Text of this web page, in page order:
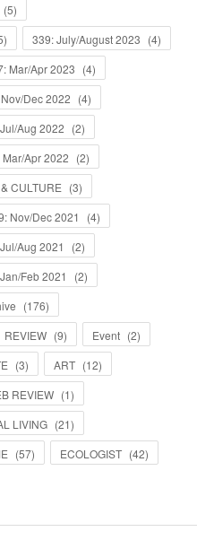
(5)
) 339: July/August 2023 (4)
Mar/Apr 2023 (4)
Dec 2022 (4)
Aug 2022 (2)
Apr 2022 (2)
CULTURE (3)
Nov/Dec 2021 (4)
Aug 2021 (2)
Feb 2021 (2)
(176)
REVIEW (9) Event (2)
(3) ART (12)
REVIEW (1)
LIVING (21)
(57) ECOLOGIST (42)